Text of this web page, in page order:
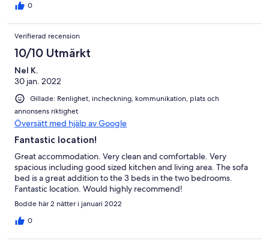
0
Verifierad recension
10/10 Utmärkt
Nel K.
30 jan. 2022
Gillade: Renlighet, incheckning, kommunikation, plats och
annonsens riktighet
Översätt med hjälp av Google
Fantastic location!
Great accommodation. Very clean and comfortable. Very
spacious including good sized kitchen and living area. The sofa
bed is a great addition to the 3 beds in the two bedrooms.
Fantastic location. Would highly recommend!
Bodde här 2 nätter i januari 2022
0